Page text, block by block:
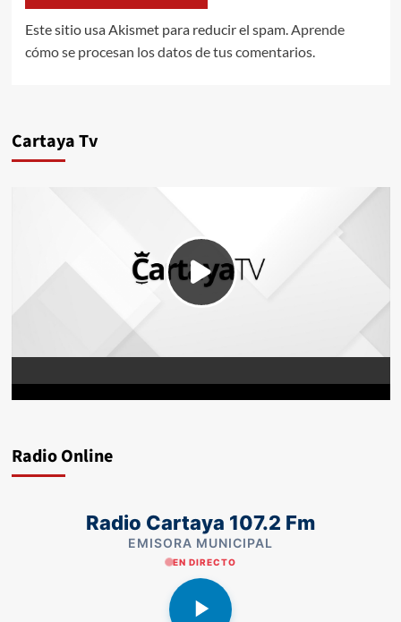
Este sitio usa Akismet para reducir el spam. Aprende
cómo se procesan los datos de tus comentarios.
Cartaya Tv
Radio Online
Radio Cartaya 107.2 Fm
EMISORA MUNICIPAL
EN DIRECTO